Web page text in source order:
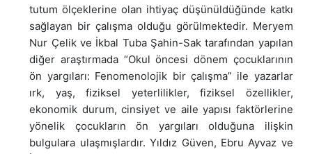
tutum ölçeklerine olan ihtiyaç düşünüldüğünde katkı
sağlayan bir çalışma olduğu görülmektedir. Meryem
Nur Çelik ve İkbal Tuba Şahin-Sak tarafından yapılan
diğer araştırmada “Okul öncesi dönem çocuklarının
ön yargıları: Fenomenolojik bir çalışma” ile yazarlar
ırk, yaş, fiziksel yeterlilikler, fiziksel özellikler,
ekonomik durum, cinsiyet ve aile yapısı faktörlerine
yönelik çocukların ön yargıları olduğuna ilişkin
bulgulara ulaşmışlardır. Yıldız Güven, Ebru Ayvaz ve